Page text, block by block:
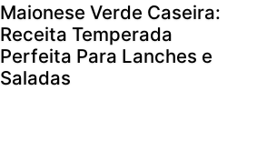
Maionese Verde Caseira:
Receita Temperada
Perfeita Para Lanches e
Saladas